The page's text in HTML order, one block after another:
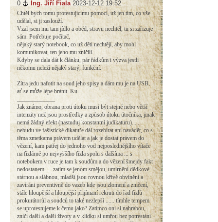
0 # Ing. Jiří Fiala 2023-12-12 19:52
Chtěl bych tomu protestujícímu pomoci, už jen tím, co vše
udělal, si ji zaslouží.
Vzal jsem mu tam jídlo a oběd, stravu nechtěl, tu si zařizuje
sám. Potřebuje počítač,
nějaký starý notebook, co už děti nechtějí, aby mohl
komunikovat, ten jeho mu zničili.
Kdyby se dala dát k článku, pár řádkům i výzva jestli
někomu neleží nějaký starý, funkční.
Zítra jedu nafotit na soud jeho spisy a dám mu je na USB,
ať se může lépe bránit. Ku.
Jak známo, obrana proti útoku musí být stejné nebo větší
intenzity než jsou prostředky a způsob útoku útočníka, jinak
nemá žádný efekt (nastuduj konstantní judikaturu).....
nebudu ve fašistické dikatuře dál rozebírat ani navádět, co s
těma zmetkama právem udělat a jak je dostat právem do
vězení, kam patřej do jednoho vod nejposlednějšího vítače
na fízlárně po nejvyššího fízla spolu s dalšíma ... s
notebokem v ruce je tam k soudům a do vězení šmejdy fakt
nedostanem .... zatím se jenom smějou, umírnění dědkové
stárnou a slábnou, mladší jsou rovnou křivě obvinění a
zavíráni preventivně do vazeb kde jsou zlomení a zničení,
stále hloupější a hloupější přijímaní rekruti do řad fízlů
prokurátorůl a soudců to také nezlepší ...... tímhle tempem
se uprotestujeme k čemu jako? Zatímco oni si nahrabou,
zničí další a další životy a v klidku si umřou bez potrestání